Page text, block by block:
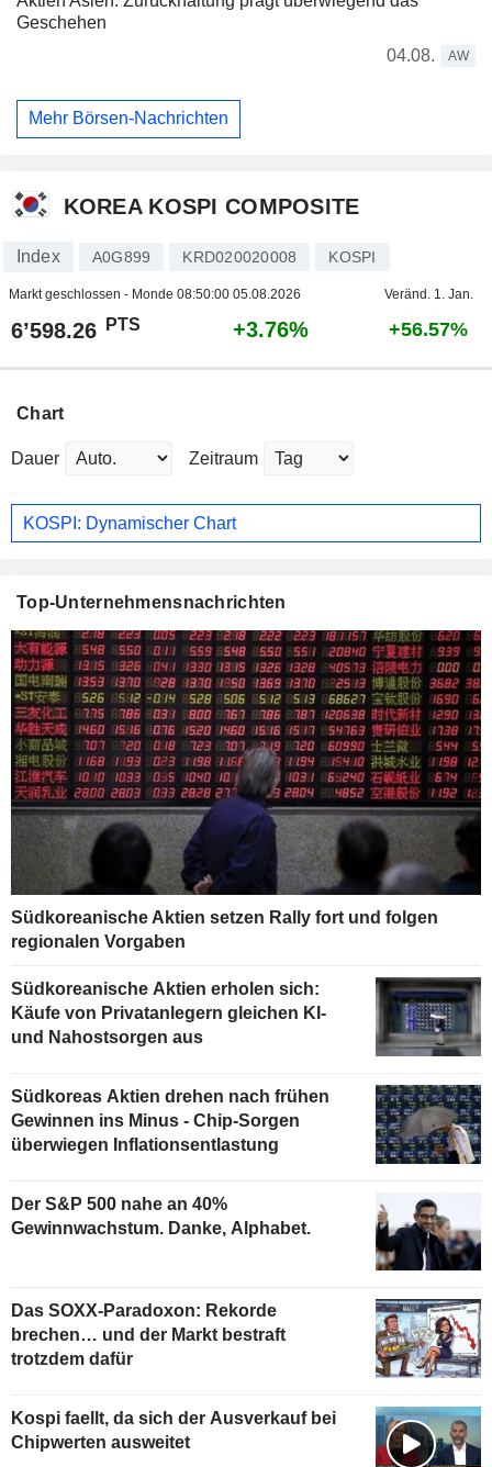
Geschehen
04.08.
AW
Mehr Börsen-Nachrichten
KOREA KOSPI COMPOSITE
Index A0G899 KRD020020008 KOSPI
Markt geschlossen - Monde 08:50:00 05.08.2026 Veränd. 1. Jan.
6’598.26 PTS +3.76% +56.57%
Chart
Dauer Zeitraum
KOSPI: Dynamischer Chart
Top-Unternehmensnachrichten
Südkoreanische Aktien setzen Rally fort und folgen
regionalen Vorgaben
Südkoreanische Aktien erholen sich:
Käufe von Privatanlegern gleichen KI-
und Nahostsorgen aus
Südkoreas Aktien drehen nach frühen
Gewinnen ins Minus - Chip-Sorgen
überwiegen Inflationsentlastung
Der S&P 500 nahe an 40%
Gewinnwachstum. Danke, Alphabet.
Das SOXX-Paradoxon: Rekorde
brechen… und der Markt bestraft
trotzdem dafür
Kospi faellt, da sich der Ausverkauf bei
Chipwerten ausweitet